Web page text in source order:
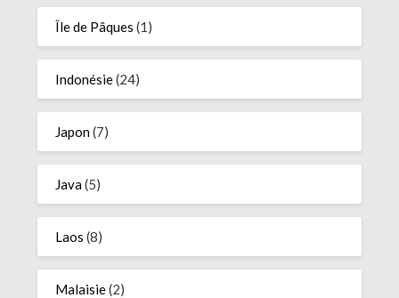
Île de Pâques (1)
Indonésie(24)
Japon(7)
Java(5)
Laos (8)
Malaisie(2)